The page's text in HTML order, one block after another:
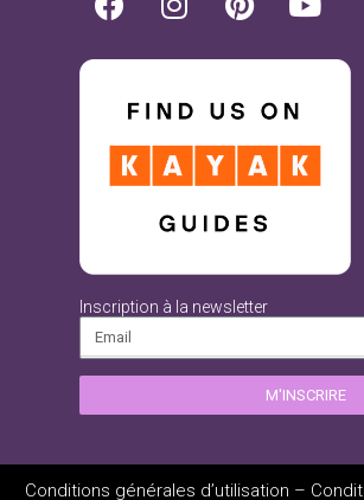
Inscription à la newsletter
M'INSCRIRE
Conditions générales d’utilisation –